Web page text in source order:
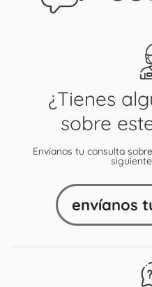
¿Tienes
sobre
Envíanos tu consulta
envíanos